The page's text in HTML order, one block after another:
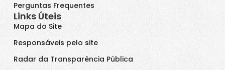
Perguntas Frequentes
Links Úteis
Mapa do Site
Responsáveis pelo site
Radar da Transparência Pública